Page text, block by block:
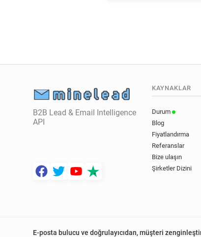
B2B Lead & Email Intelligence
API
KAYNAKLAR
Durum
Blog
Fiyatlandırma
Referanslar
Bize ulaşın
Şirketler Dizini
E-posta bulucu ve doğrulayıcıdan, müşteri